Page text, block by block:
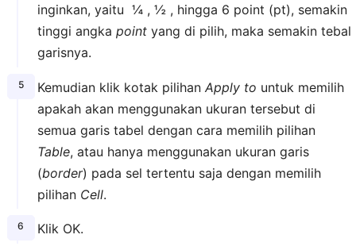
inginkan, yaitu ¼ , ½ , hingga 6 point (pt), semakin
tinggi angka pointyang di pilih, maka semakin tebal
garisnya.
Kemudian klik kotak pilihan Apply to untuk memilih
apakah akan menggunakan ukuran tersebut di
semua garis tabel dengan cara memilih pilihan
Table, atau hanya menggunakan ukuran garis
(border) pada sel tertentu saja dengan memilih
pilihan Cell.
Klik OK.